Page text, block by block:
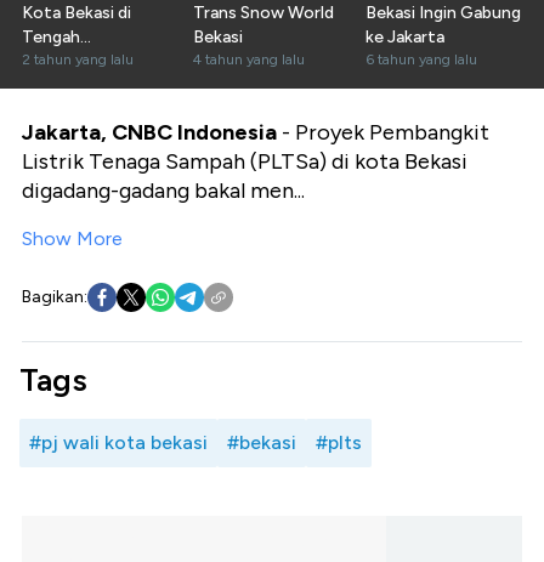
Kota Bekasi di
Tengah
Ketidakpastian
Global
2 tahun yang lalu
Trans Snow World
Bekasi
4 tahun yang lalu
Bekasi Ingin Gabung
ke Jakarta
6 tahun yang lalu
Jakarta, CNBC Indonesia - Proyek Pembangkit
Listrik Tenaga Sampah (PLTSa) di kota Bekasi
digadang-gadang bakal men...
Show More
Bagikan:
Tags
#pj wali kota bekasi #bekasi #plts